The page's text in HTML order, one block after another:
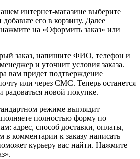
интернет-магазине выберите
его в корзину. Далее
на «Оформить заказ» или
заказ, напишите ФИО, телефон и
и уточнит условия заказа.
вам придет подтверждение
или через СМС. Теперь останется
радоваться новой покупке.
режиме выглядит
полностью форму по
адрес, способ доставки, оплаты,
в комментарии к заказу написать
курьеру вас найти. Нажмите